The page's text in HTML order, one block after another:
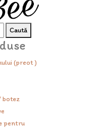
Caută
(preot )
botez
pentru